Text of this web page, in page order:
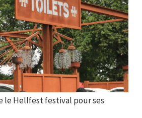
le Hellfest festival pour ses